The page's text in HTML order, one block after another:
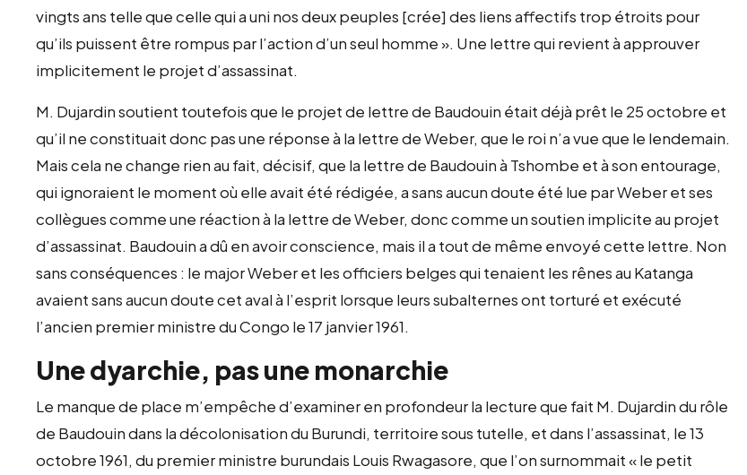
vingts ans telle que celle qui a uni nos deux peuples [crée] des liens affectifs trop étroits pour
qu’ils puissent être rompus par l’action d’un seul homme ». Une lettre qui revient à approuver
implicitement le projet d’assassinat.
M. Dujardin soutient toutefois que le projet de lettre de Baudouin était déjà prêt le 25 octobre et
qu’il ne constituait donc pas une réponse à la lettre de Weber, que le roi n’a vue que le lendemain.
Mais cela ne change rien au fait, décisif, que la lettre de Baudouin à Tshombe et à son entourage,
qui ignoraient le moment où elle avait été rédigée, a sans aucun doute été lue par Weber et ses
collègues comme une réaction à la lettre de Weber, donc comme un soutien implicite au projet
d’assassinat. Baudouin a dû en avoir conscience, mais il a tout de même envoyé cette lettre. Non
sans conséquences : le major Weber et les officiers belges qui tenaient les rênes au Katanga
avaient sans aucun doute cet aval à l’esprit lorsque leurs subalternes ont torturé et exécuté
l’ancien premier ministre du Congo le 17 janvier 1961.
Une dyarchie, pas une monarchie
Le manque de place m’empêche d’examiner en profondeur la lecture que fait M. Dujardin du rôle
de Baudouin dans la décolonisation du Burundi, territoire sous tutelle, et dans l’assassinat, le 13
octobre 1961, du premier ministre burundais Louis Rwagasore, que l’on surnommait « le petit